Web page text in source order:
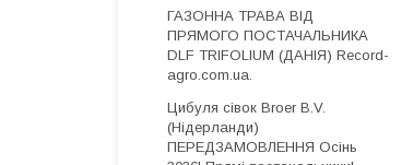
ГАЗОННА ТРАВА ВІД
ПРЯМОГО ПОСТАЧАЛЬНИКА
DLF TRIFOLIUM (ДАНІЯ) Record-
agro.com.ua.
Цибуля сівок Broer B.V.
(Нідерланди)
ПЕРЕДЗАМОВЛЕННЯ Осінь